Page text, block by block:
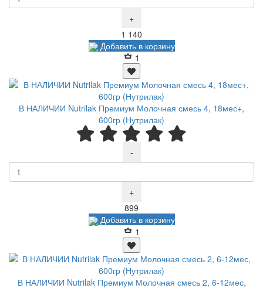
+
1 140
Добавить в корзину
1
В НАЛИЧИИ Nutrilak Премиум Молочная смесь 4, 18мес+,
600гр (Нутрилак)
-
+
899
Добавить в корзину
1
В НАЛИЧИИ Nutrilak Премиум Молочная смесь 2, 6-12мес,